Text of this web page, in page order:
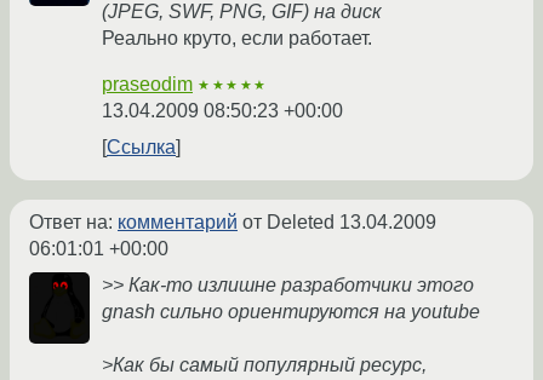
(JPEG, SWF, PNG, GIF) на диск
Реально круто, если работает.
praseodim ★★★★★
13.04.2009 08:50:23 +00:00
Ссылка
Ответ на: комментарий от Deleted 13.04.2009
06:01:01 +00:00
>> Как-то излишне разработчики этого
gnash сильно ориентируются на youtube
>Как бы самый популярный ресурс,